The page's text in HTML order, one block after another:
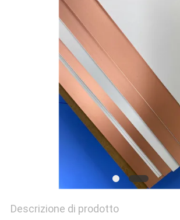
POLITICA
PRIVACY
Descrizione di prodotto